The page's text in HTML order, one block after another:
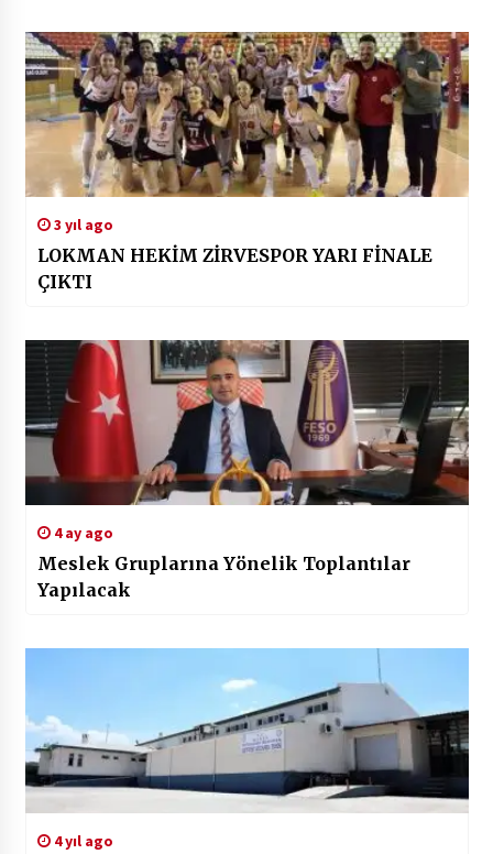
3 yıl ago
LOKMAN HEKİM ZİRVESPOR YARI FİNALE
ÇIKTI
4 ay ago
Meslek Gruplarına Yönelik Toplantılar
Yapılacak
4 yıl ago